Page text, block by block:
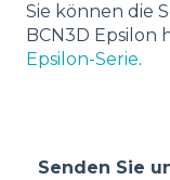
Sie können die
BCN3D
Epsilon-Serie.
Senden Sie